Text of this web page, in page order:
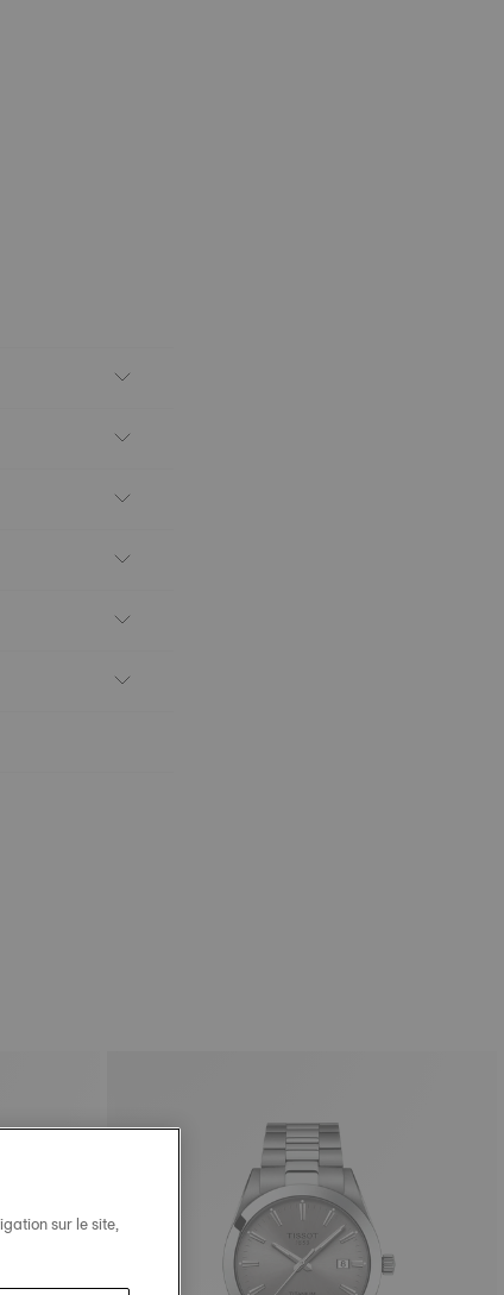
sur le site,